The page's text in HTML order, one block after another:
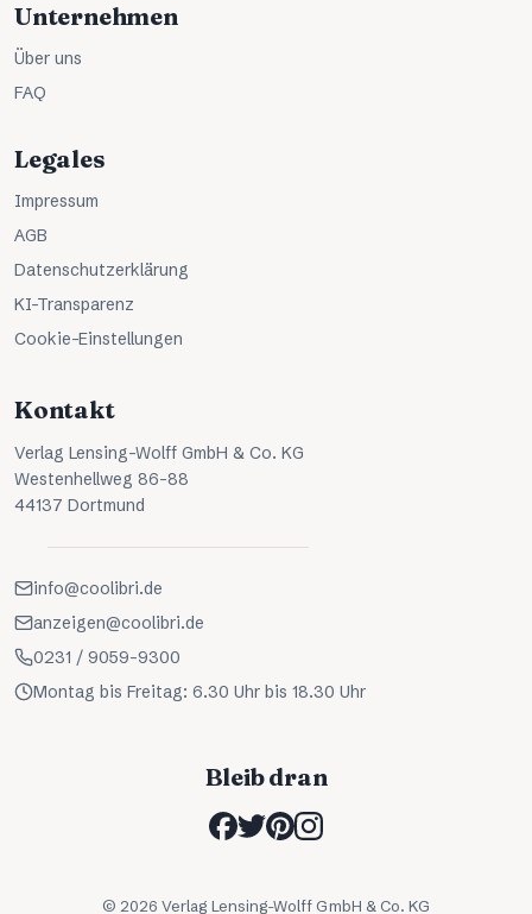
Unternehmen
Über uns
FAQ
Legales
Impressum
AGB
Datenschutzerklärung
KI-Transparenz
Cookie-Einstellungen
Kontakt
Verlag Lensing-Wolff GmbH & Co. KG
Westenhellweg 86-88
44137 Dortmund
info@coolibri.de
anzeigen@coolibri.de
0231 / 9059-9300
Montag bis Freitag: 6.30 Uhr bis 18.30 Uhr
Bleib dran
© 2026 Verlag Lensing-Wolff GmbH & Co. KG